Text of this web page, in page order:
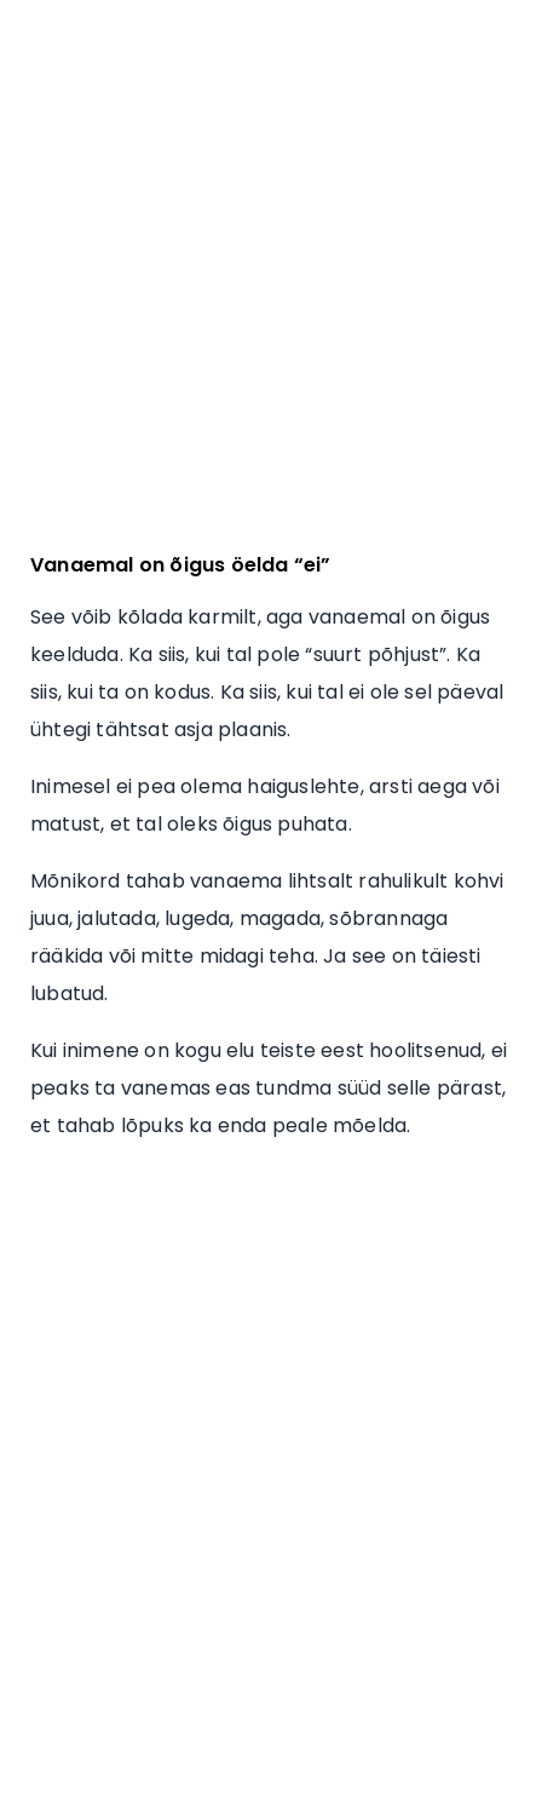
Vanaemal on õigus öelda “ei”
See võib kõlada karmilt, aga vanaemal on õigus
keelduda. Ka siis, kui tal pole “suurt põhjust”. Ka
siis, kui ta on kodus. Ka siis, kui tal ei ole sel päeval
ühtegi tähtsat asja plaanis.
Inimesel ei pea olema haiguslehte, arsti aega või
matust, et tal oleks õigus puhata.
Mõnikord tahab vanaema lihtsalt rahulikult kohvi
juua, jalutada, lugeda, magada, sõbrannaga
rääkida või mitte midagi teha. Ja see on täiesti
lubatud.
Kui inimene on kogu elu teiste eest hoolitsenud, ei
peaks ta vanemas eas tundma süüd selle pärast,
et tahab lõpuks ka enda peale mõelda.